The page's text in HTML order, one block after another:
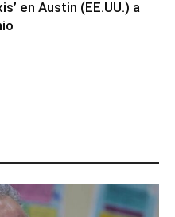
en Austin (EE.UU.) a